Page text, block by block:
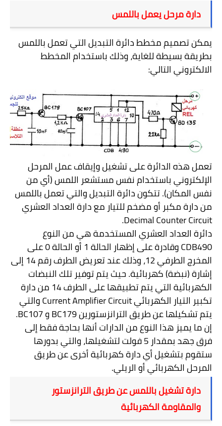
دارة مرحل يعمل باللمس
يمكن تصميم مخطط دائرة التبديل التي تعمل باللمس
بطريقة بسيطة للغاية، وذلك باستخدام المخطط
الالكتروني التالي:
تعمل هذه الدائرة على تشغيل وإيقاف عمل المرحل
الإلكتروني باستخدام نفس مستشعر اللمس (أي من
نفس المكان). تتكون دائرة التبديل والتي تعمل باللمس
من دارة مكبر أو مضخم للتيار مع دارة العداد العشري
Decimal Counter Circuit
.
دائرة العداد العشري المستخدمة هي من النوع
CDB490وقادرة على إظهار الحالة 1 أو الحالة0على
المخرج الطرفي 12، وذلك عند تعريض الطرف رقم 14 إلى
إشارة (نبضة) كهربائية.حيث يتم توفير تلك النبضات
الكهربائية التي يتم تطبيقها على الطرف 14 من دارة
تكبير التيار الكهربائيCurrent Amplifier Circuitوالتي
يتم تشكيلها عن طريق الترانزستورينBC179وBC107
.
إن ما يميز هذا النوع من الدارات أنها بحاجة فقط إلى
فرق جهد بمقدار 5 فولت لتشغيلها، والتي بدورها
ستقوم بتشغيل أي دارة كهربائية أخرى عن طريق
المرحل الكهربائي أو الريلي.
دارة تشغيل باللمس عن طريق الترانزستور
والمقاومة الكهربائية